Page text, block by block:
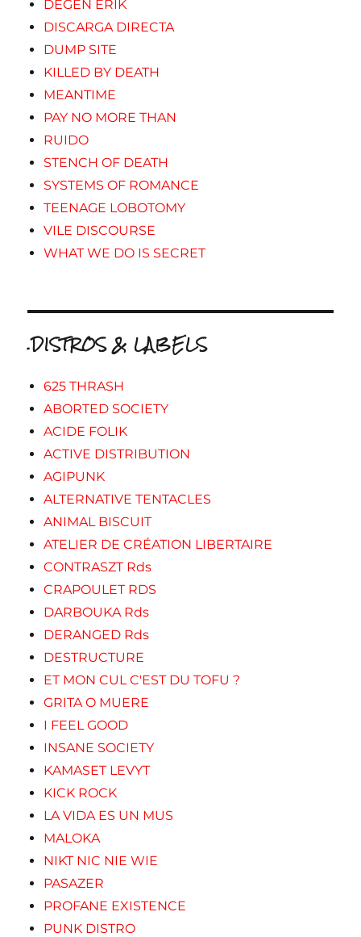
DEGEN ERIK
DISCARGA DIRECTA
DUMP SITE
KILLED BY DEATH
MEANTIME
PAY NO MORE THAN
RUIDO
STENCH OF DEATH
SYSTEMS OF ROMANCE
TEENAGE LOBOTOMY
VILE DISCOURSE
WHAT WE DO IS SECRET
.DISTROS & LABELS
625 THRASH
ABORTED SOCIETY
ACIDE FOLIK
ACTIVE DISTRIBUTION
AGIPUNK
ALTERNATIVE TENTACLES
ANIMAL BISCUIT
ATELIER DE CRÉATION LIBERTAIRE
CONTRASZT Rds
CRAPOULET RDS
DARBOUKA Rds
DERANGED Rds
DESTRUCTURE
ET MON CUL C'EST DU TOFU ?
GRITA O MUERE
I FEEL GOOD
INSANE SOCIETY
KAMASET LEVYT
KICK ROCK
LA VIDA ES UN MUS
MALOKA
NIKT NIC NIE WIE
PASAZER
PROFANE EXISTENCE
PUNK DISTRO